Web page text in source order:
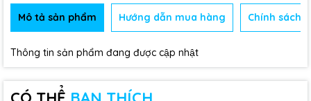
Mô tả sản phẩm Hướng dẫn mua hàng Chính sách
Thông tin sản phẩm đang được cập nhật